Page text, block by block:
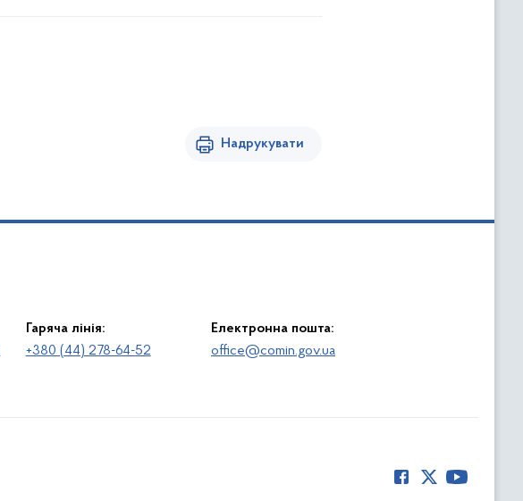
Надрукувати
Гаряча лінія:
+380 (44) 278-64-52
Електронна пошта:
office@comin.gov.ua